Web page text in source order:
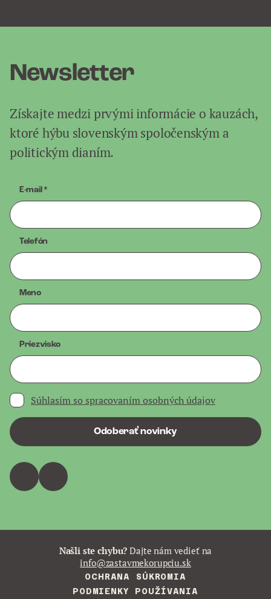
Newsletter
Získajte medzi prvými informácie o kauzách,
ktoré hýbu slovenským spoločenským a
politickým dianím.
E-mail *
Telefón
Meno
Priezvisko
Súhlasím so spracovaním osobných údajov
Odoberať novinky
Našli ste chybu? Dajte nám vedieť na
info@zastavmekorupciu.sk
OCHRANA SÚKROMIA
PODMIENKY POUŽÍVANIA